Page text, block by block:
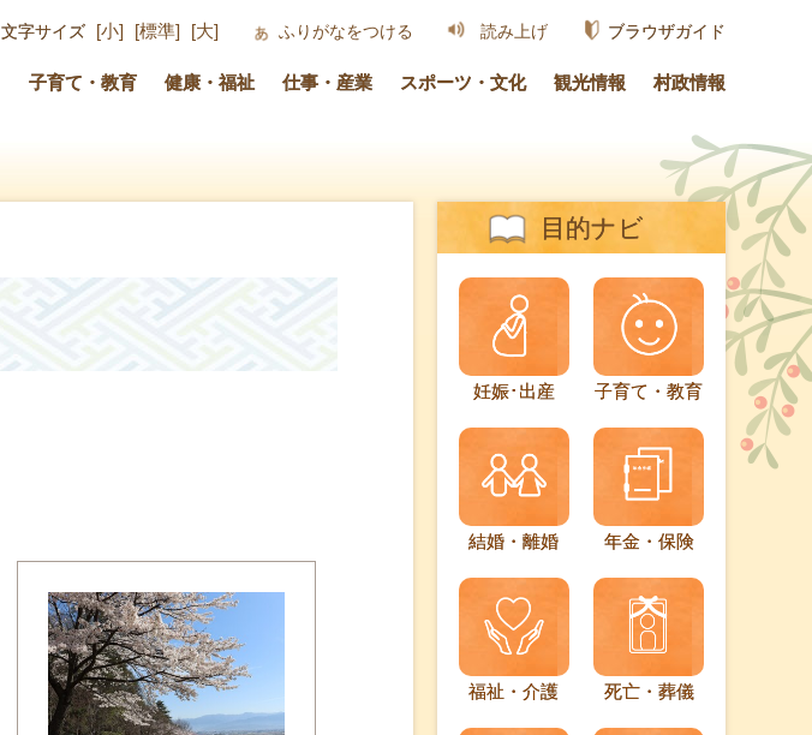
文字サイズ [小] [標準] [大] ふりがなをつける 読み上げ ブラウザガイド
子育て・教育 健康・福祉 仕事・産業 スポーツ・文化 観光情報 村政情報
目的ナビ
妊娠･出産 子育て・教育
結婚・離婚 年金・保険
福祉・介護 死亡・葬儀